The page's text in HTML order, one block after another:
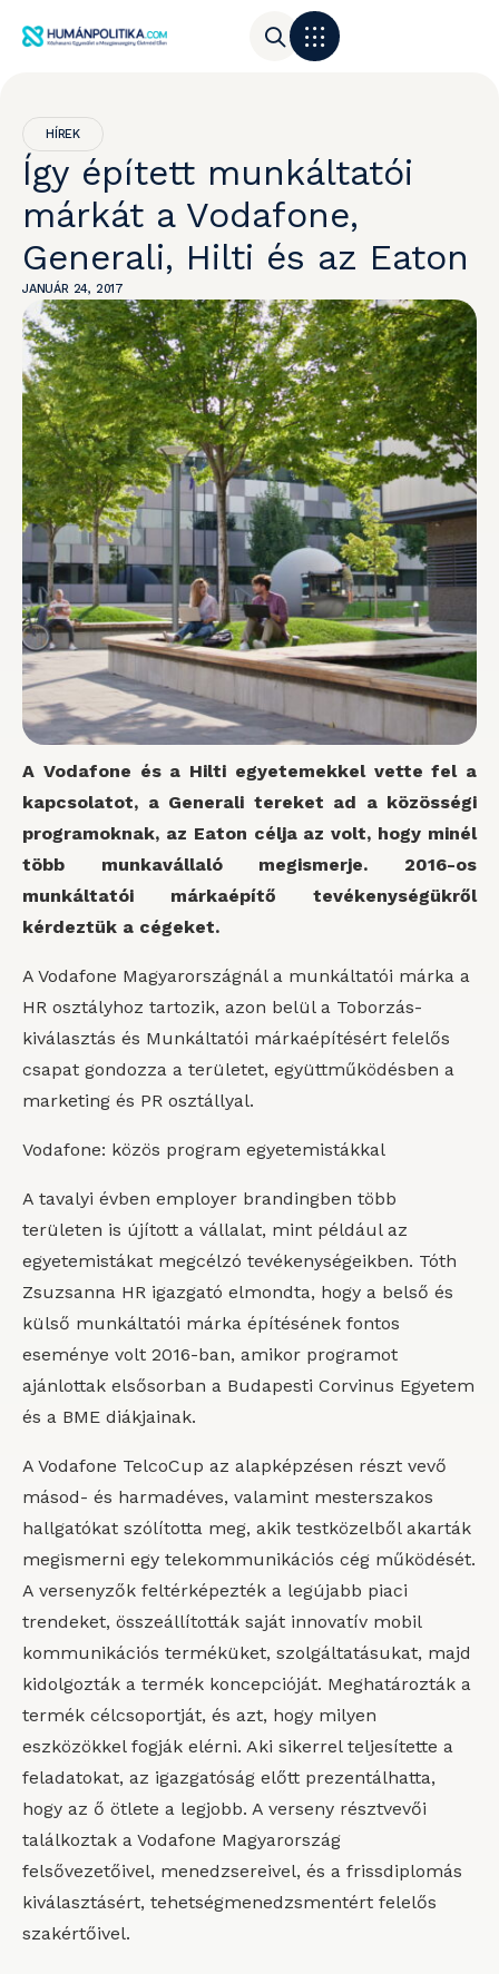
HÍREK
Így épített munkáltatói
márkát a Vodafone,
Generali, Hilti és az Eaton
JANUÁR 24, 2017
A Vodafone és a Hilti egyetemekkel vette fel a
kapcsolatot, a Generali tereket ad a közösségi
programoknak, az Eaton célja az volt, hogy minél
több munkavállaló megismerje. 2016-os
munkáltatói márkaépítő tevékenységükről
kérdeztük a cégeket.
A Vodafone Magyarországnál a munkáltatói márka a
HR osztályhoz tartozik, azon belül a Toborzás-
kiválasztás és Munkáltatói márkaépítésért felelős
csapat gondozza a területet, együttműködésben a
marketing és PR osztállyal.
Vodafone: közös program egyetemistákkal
A tavalyi évben employer brandingben több
területen is újított a vállalat, mint például az
egyetemistákat megcélzó tevékenységeikben. Tóth
Zsuzsanna HR igazgató elmondta, hogy a belső és
külső munkáltatói márka építésének fontos
eseménye volt 2016-ban, amikor programot
ajánlottak elsősorban a Budapesti Corvinus Egyetem
és a BME diákjainak.
A Vodafone TelcoCup az alapképzésen részt vevő
másod- és harmadéves, valamint mesterszakos
hallgatókat szólította meg, akik testközelből akarták
megismerni egy telekommunikációs cég működését.
A versenyzők feltérképezték a legújabb piaci
trendeket, összeállították saját innovatív mobil
kommunikációs terméküket, szolgáltatásukat, majd
kidolgozták a termék koncepcióját. Meghatározták a
termék célcsoportját, és azt, hogy milyen
eszközökkel fogják elérni. Aki sikerrel teljesítette a
feladatokat, az igazgatóság előtt prezentálhatta,
hogy az ő ötlete a legjobb. A verseny résztvevői
találkoztak a Vodafone Magyarország
felsővezetőivel, menedzsereivel, és a frissdiplomás
kiválasztásért, tehetségmenedzsmentért felelős
szakértőivel.